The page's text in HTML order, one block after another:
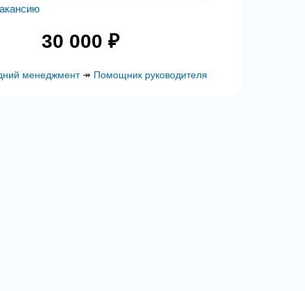
30 000 ₽
менеджмент↠ Помощник руководителя